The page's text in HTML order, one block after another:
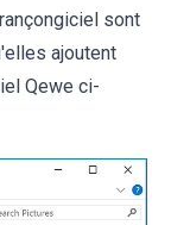
sont
ajoutent
Qewe ci-